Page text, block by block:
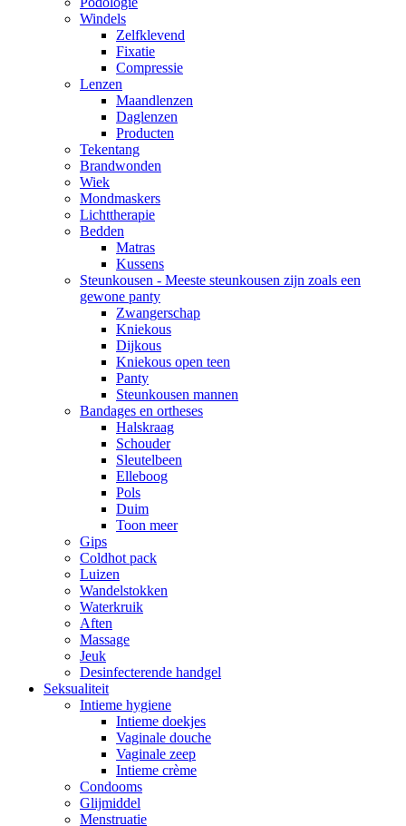
Windels
Zelfklevend
Fixatie
Compressie
Lenzen
Maandlenzen
Daglenzen
Producten
Tekentang
Brandwonden
Wiek
Mondmaskers
Lichttherapie
Bedden
Matras
Kussens
Steunkousen - Meeste steunkousen zijn zoals een
gewone panty
Zwangerschap
Kniekous
Dijkous
Kniekous open teen
Panty
Steunkousen mannen
Bandages en ortheses
Halskraag
Schouder
Sleutelbeen
Elleboog
Pols
Duim
Toon meer
Gips
Coldhot pack
Luizen
Wandelstokken
Waterkruik
Aften
Massage
Jeuk
Desinfecterende handgel
Seksualiteit
Intieme hygiene
Intieme doekjes
Vaginale douche
Vaginale zeep
Intieme crème
Condooms
Glijmiddel
Menstruatie